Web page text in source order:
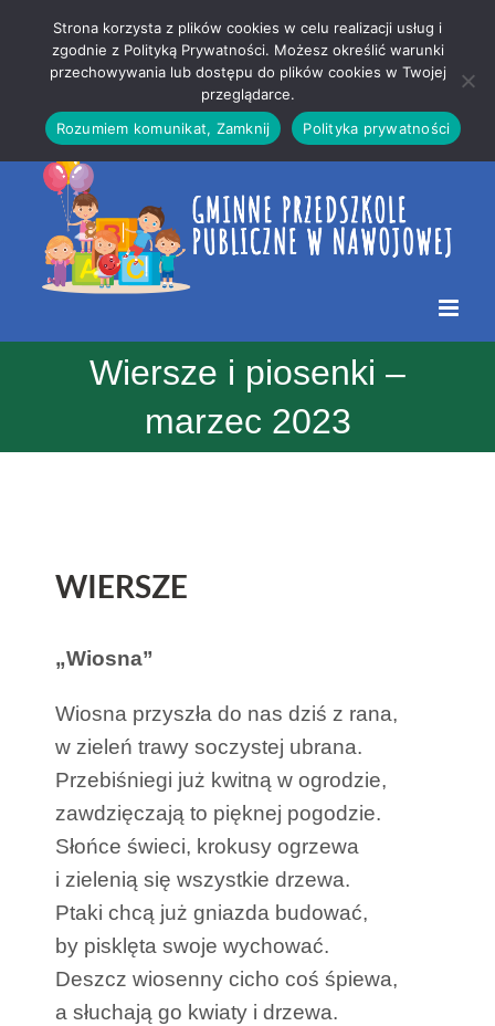
treści
strony
Wiersze i piosenki –
marzec 2023
WIERSZE
„Wiosna”
Wiosna przyszła do nas dziś z rana,
w zieleń trawy soczystej ubrana.
Przebiśniegi już kwitną w ogrodzie,
zawdzięczają to pięknej pogodzie.
Słońce świeci, krokusy ogrzewa
i zielenią się wszystkie drzewa.
Ptaki chcą już gniazda budować,
by pisklęta swoje wychować.
Deszcz wiosenny cicho coś śpiewa,
a słuchają go kwiaty i drzewa.
Strona korzysta z plików cookies w celu realizacji usług i
zgodnie z Polityką Prywatności. Możesz określić warunki
przechowywania lub dostępu do plików cookies w Twojej
przeglądarce.
Rozumiem komunikat, Zamknij
Polityka prywatności